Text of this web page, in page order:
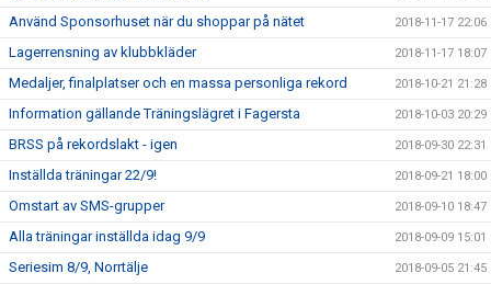
Använd Sponsorhuset när du shoppar på nätet 2018-11-17 22:06
Lagerrensning av klubbkläder 2018-11-17 18:07
Medaljer, finalplatser och en massa personliga rekord 2018-10-21 21:28
Information gällande Träningslägret i Fagersta 2018-10-03 20:29
BRSS på rekordslakt - igen 2018-09-30 22:31
Inställda träningar 22/9! 2018-09-21 18:00
Omstart av SMS-grupper 2018-09-10 18:47
Alla träningar inställda idag 9/9 2018-09-09 15:01
Seriesim 8/9, Norrtälje 2018-09-05 21:45